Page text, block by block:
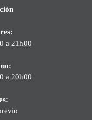
a 21h00
a 20h00